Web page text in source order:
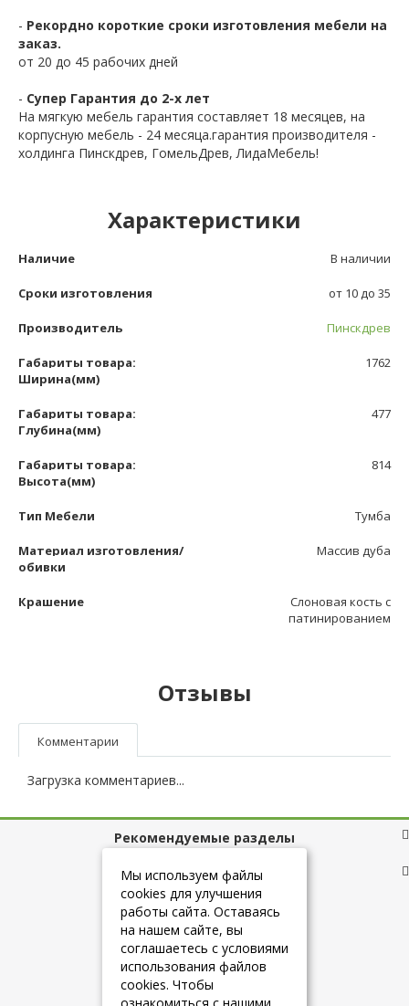
- Рекордно короткие сроки изготовления мебели на
заказ.
от 20 до 45 рабочих дней
- Супер Гарантия до 2-х лет
На мягкую мебель гарантия составляет 18 месяцев, на
корпусную мебель - 24 месяца.гарантия производителя -
холдинга Пинскдрев, ГомельДрев, ЛидаМебель!
Характеристики
Наличие В наличии
Сроки изготовления от 10 до 35
Производитель Пинскдрев
Габариты товара:
Ширина(мм)
1762
Габариты товара:
Глубина(мм)
477
Габариты товара:
Высота(мм)
814
Тип Мебели Тумба
Материал изготовления/
обивки
Массив дуба
Крашение
Слоновая кость с
патинированием
Отзывы
Комментарии
Загрузка комментариев...
Рекомендуемые разделы
Полезные ссылки
+7 (925) 084-10-60
Мы используем файлы
cookies для улучшения
работы сайта. Оставаясь
на нашем сайте, вы
соглашаетесь с условиями
использования файлов
cookies. Чтобы